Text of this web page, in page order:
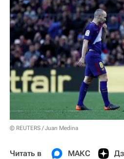
© REUTERS / Juan Medina
Читать в МАКС